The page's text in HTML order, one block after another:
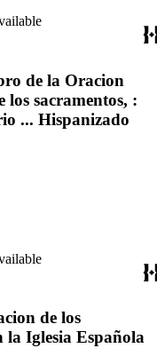
de la Oracion
sacramentos, :
... Hispanizado
de los
la Iglesia Española